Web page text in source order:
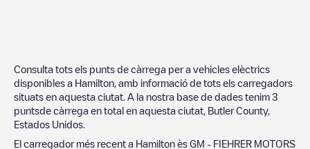
Consulta tots els punts de càrrega per a vehicles elèctrics
disponibles a Hamilton , amb informació de tots els carregadors
situats en aquesta ciutat. A la nostra base de dades tenim 3
puntsde càrrega en total en aquesta ciutat, Butler County,
Estados Unidos
El carregador més recent a Hamilton ès GM - FIEHRER MOTORS